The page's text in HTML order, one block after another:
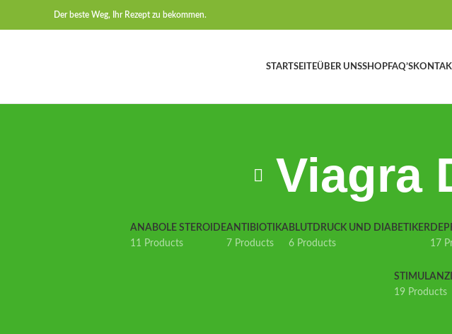
Der beste Weg, Ihr Rezept zu bekommen.
STARTSEITEÜBER UNSSHOPFAQ’S
Viagra
ANABOLE STEROIDE
11 Products
ANTIBIOTIKA
7 Products
BLUTDRUCK UND DIABETIKER
6 Products
17
19 Products